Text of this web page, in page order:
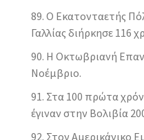
Ο Εκατονταετής
Γαλλίας διήρκησε 116
Η Οκτωβριανή
Νοέμβριο.
Στα 100 πρώτα
έγιναν στην Βολιβία
Στον Αμερικάνικο